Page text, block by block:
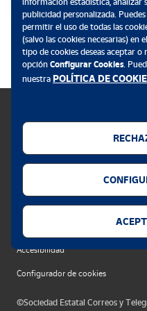
Política de cookies
Privacidad web
Accesibilidad
Configurador de cookies
©Sociedad Estatal Correos y
publicidad personalizada.
permitir el uso de todas las
(salvo las cookies necesarias) en
tipo de cookies deseas aceptar o
opción Configurar Cookies.
nuestra POLÍTICA DE